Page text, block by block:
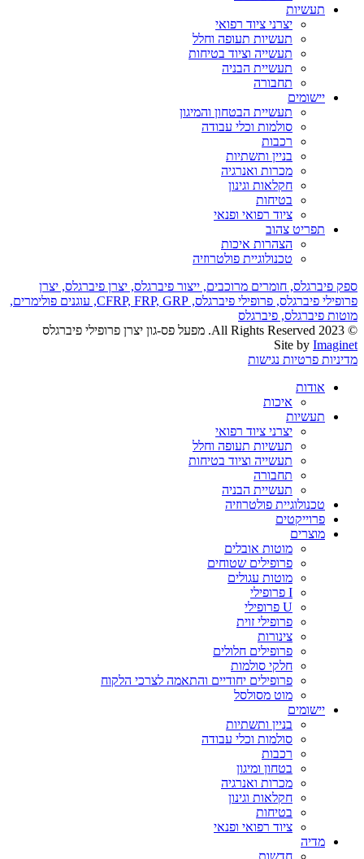
תעשיות
יצרני ציוד רפואי
תעשיות תעופה וחלל
תעשייה וציוד בטיחות
תעשיית הבניה
תחבורה
יישומים
תעשיית הבטחון והמיגון
סולמות וכלי עבודה
רכבות
בניין ותשתיות
מכרות ואנרגיה
חקלאות וגינון
בטיחות
ציוד רפואי ופנאי
תפריט צהוב
הצהרות איכות
טכנולוגיית פולטרוזיה
ספק פיברגלס, חומרים מרוכבים, ייצור פיברגלס, יצרן פיברגלס, יצרן
פרופילי פיברגלס, פרופילי פיברגלס, CFRP, FRP, GRP,
עוגנים פולימרים,
מוטות פיברגלס, פיברגלס
© 2023 All Rights Reserved. מפעל פס-גון יצרן פרופילי פיברגלס
Site by Imaginet
מדיניות פרטיות נגישות
אודות
איכות
תעשיות
יצרני ציוד רפואי
תעשיות תעופה וחלל
תעשייה וציוד בטיחות
תחבורה
תעשיית הבניה
טכנולוגיית פולטרוזיה
פרוייקטים
מוצרים
מוטות אובלים
פרופילים שטוחים
מוטות עגולים
I פרופילי
U פרופילי
פרופילי זוית
צינורות
פרופילים חלולים
חלקי סולמות
פרופילים יחודיים והתאמה לצרכי הלקוח
מוט מסולסל
יישומים
בניין ותשתיות
סולמות וכלי עבודה
רכבות
בטחון ומיגון
מכרות ואנרגיה
חקלאות וגינון
בטיחות
ציוד רפואי ופנאי
מדיה
חדשות